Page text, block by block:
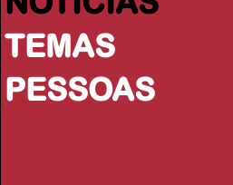
TEMAS
PESSOAS